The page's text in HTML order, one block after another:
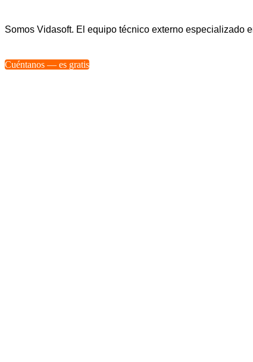
Somos Vidasoft. El equipo técnico externo especializado
Cuéntanos — es gratis